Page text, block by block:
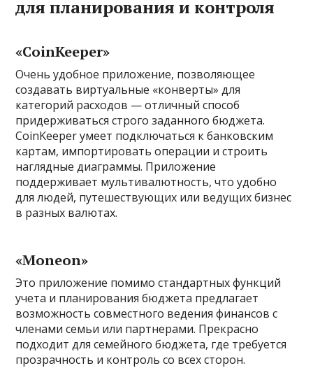
для планирования и контроля
«CoinKeeper»
Очень удобное приложение, позволяющее
создавать виртуальные «конверты» для
категорий расходов — отличный способ
придерживаться строго заданного бюджета.
CoinKeeper умеет подключаться к банковским
картам, импортировать операции и строить
наглядные диаграммы. Приложение
поддерживает мультивалютность, что удобно
для людей, путешествующих или ведущих бизнес
в разных валютах.
«Moneon»
Это приложение помимо стандартных функций
учета и планирования бюджета предлагает
возможность совместного ведения финансов с
членами семьи или партнерами. Прекрасно
подходит для семейного бюджета, где требуется
прозрачность и контроль со всех сторон.